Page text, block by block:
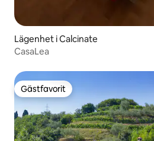
Lägenhet i Calcinate
CasaLea
Gästfavorit
Gästfavorit